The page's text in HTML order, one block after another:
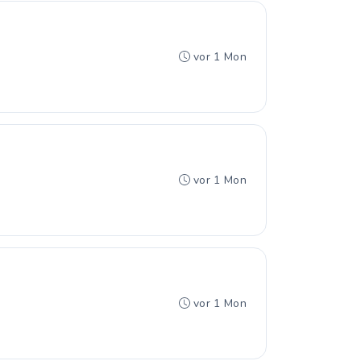
vor 1 Mon
vor 1 Mon
vor 1 Mon